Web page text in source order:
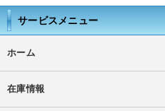
サービスメニュー
ホーム
在庫情報